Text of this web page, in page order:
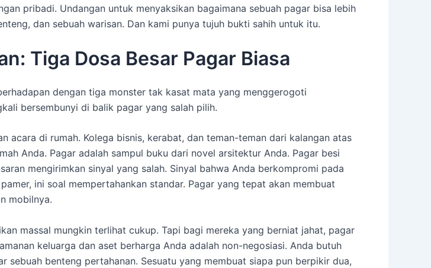
pribadi. Undangan untuk menyaksikan bagaimana sebuah pagar bisa lebih
dan sebuah warisan. Dan kami punya tujuh bukti sahih untuk itu.
Tiga Dosa Besar Pagar Biasa
dengan tiga monster tak kasat mata yang menggerogoti
bersembunyi di balik pagar yang salah pilih.
acara di rumah. Kolega bisnis, kerabat, dan teman-teman dari kalangan atas
Anda. Pagar adalah sampul buku dari novel arsitektur Anda. Pagar besi
mengirimkan sinyal yang salah. Sinyal bahwa Anda berkompromi pada
ini soal mempertahankan standar. Pagar yang tepat akan membuat
mobilnya.
massal mungkin terlihat cukup. Tapi bagi mereka yang berniat jahat, pagar
keluarga dan aset berharga Anda adalah non-negosiasi. Anda butuh
benteng pertahanan. Sesuatu yang membuat siapa pun berpikir dua,